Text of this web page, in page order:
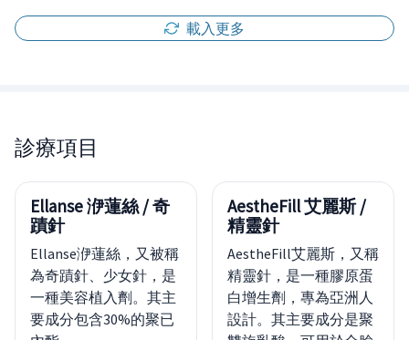
載入更多
診療項目
Ellanse 洢蓮絲 / 奇
蹟針
Ellanse洢蓮絲，又被稱
為奇蹟針、少女針，是
一種美容植入劑。其主
要成分包含30%的聚已
AestheFill 艾麗斯 /
精靈針
AestheFill艾麗斯，又稱
精靈針，是一種膠原蛋
白增生劑，專為亞洲人
設計。其主要成分是聚